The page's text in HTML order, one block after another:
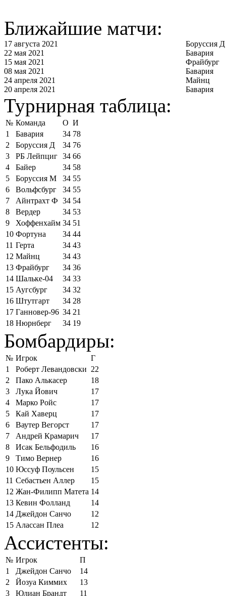
Ближайшие матчи:
17 августа 2021
Боруссия Д
22 мая 2021
Бавария
15 мая 2021
Фрайбург
08 мая 2021
Бавария
24 апреля 2021
Майнц
20 апреля 2021
Бавария
Турнирная таблица:
№ Команда О И
1
Бавария 34 78
2
Боруссия Д 34 76
3
РБ Лейпциг 34 66
4
Байер 34 58
5
Боруссия М 34 55
6
Вольфсбург 34 55
7
Айнтрахт Ф 34 54
8
Вердер 34 53
9
Хоффенхайм 34 51
10 Фортуна 34 44
11 Герта 34 43
12 Майнц 34 43
13 Фрайбург 34 36
14 Шальке-04 34 33
15 Аугсбург 34 32
16 Штутгарт 34 28
17 Ганновер-96 34 21
18 Нюрнберг 34 19
Бомбардиры:
№ Игрок
Г
1
Роберт Левандовски 22
2
Пако Алькасер
18
3
Лука Йович
17
4
Марко Ройс
17
5
Кай Хаверц
17
6
Ваутер Вегорст
17
7
Андрей Крамарич
17
8
Исак Бельфодиль
16
9
Тимо Вернер
16
10 Юссуф Поульсен
15
11 Себастьен Аллер
15
12 Жан-Филипп Матета 14
13 Кевин Фолланд
14
14 Джейдон Санчо
12
15 Алассан Плеа 12
Ассистенты:
№ Игрок
П
1
Джейдон Санчо
14
2
Йозуа Киммих
13
3
Юлиан Брандт
11